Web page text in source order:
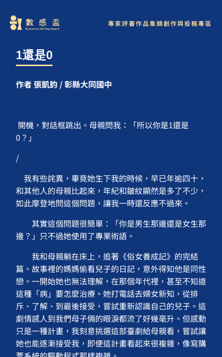
專家評審作品集錦創作與投稿專區
1還是0
作者 張凱鈞 / 彰縣大同國中
開機，對話框跳出。母親問我：「所以你是1還是
0？」
/
我有些詫異，畢竟她生下我的時候，早已年逾四十，
和其他人的母親比起來，年紀和皺紋顯然是多了不少，
如此摩登地問這個問題，讓我一時還反應不過來。
其實這個問題很簡單：「你是男生那邊還是女生那
邊？」只不過她使用了專業術語。
我和母親躺在床上，追著《俗女養成記》的完結
篇。故事裡的媽媽偷看兒子的日記，意外得知他是同性
戀。一開始她也無法理解，在那個年代裡，甚至不知道
這種「病」要怎麼治療。她打電話去婦女新知，從排
斥、了解、到最後接受，嘗試重新認識自己的兒子。這
劇情感人到我們母子倆的眼淚都流了好幾毫升。但感動
只是一種計畫，我刻意挑選這部臺劇給母親看，嘗試讓
她也能逐漸接受我，即便這計畫看起來很複雜，像寫購